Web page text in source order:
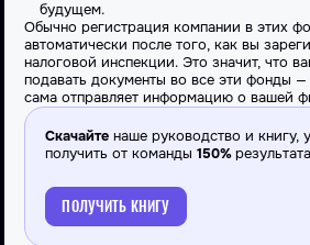
будущем.
Обычно регистрация компании в этих
автоматически после того, как вы
налоговой инспекции. Это значит, что
подавать документы во все эти фонды —
сама отправляет информацию о вашей
Скачайте наше руководство и книгу,
получить от команды 150%результата
ПОЛУЧИТЬ КНИГУ